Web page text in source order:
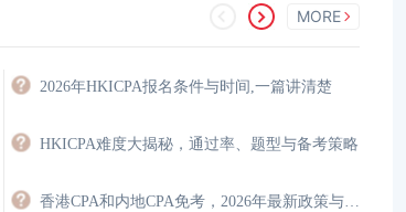
MORE
2026年HKICPA报名条件与时间,一篇讲清楚
HKICPA难度大揭秘，通过率、题型与备考策略